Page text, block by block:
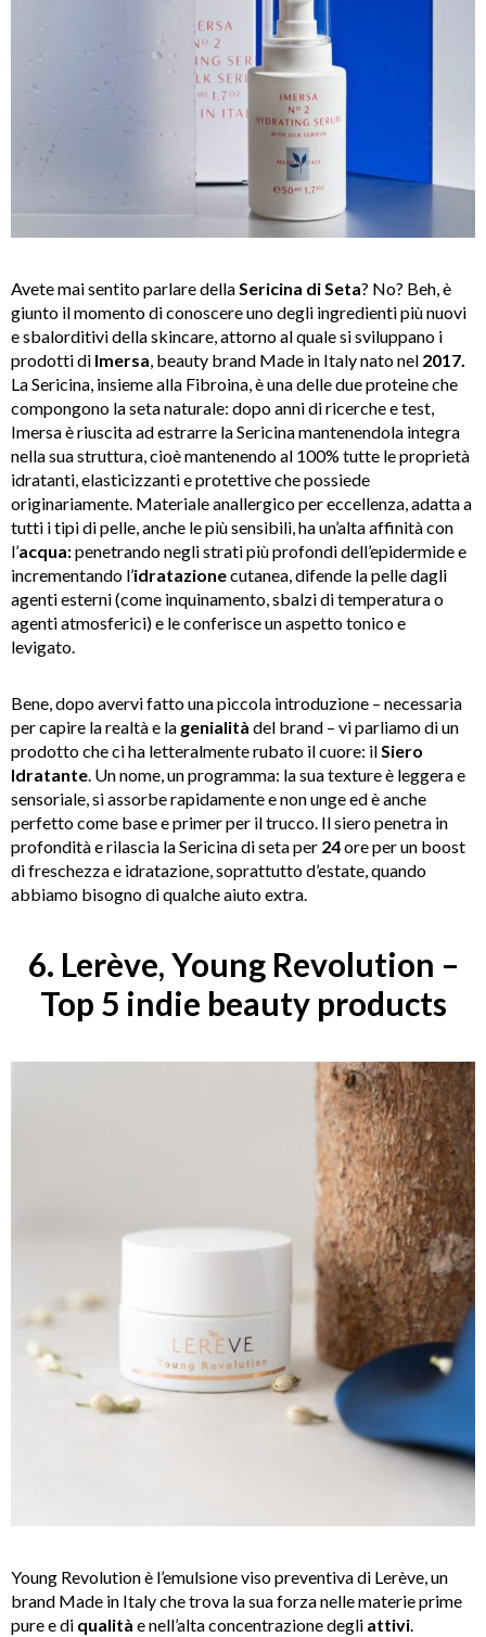
Avete mai sentito parlare dellaSericina di Seta? No? Beh, è
giunto il momento di conoscere uno degli ingredienti più nuovi
e sbalorditivi della skincare, attorno al quale si sviluppano i
prodotti di Imersa, beauty brand Made in Italy nato nel 2017.
La Sericina, insieme alla Fibroina, è una delle due proteine che
compongono la seta naturale: dopo anni di ricerche e test,
Imersa è riuscita ad estrarre la Sericina mantenendola integra
nella sua struttura, cioè mantenendo al 100% tutte le proprietà
idratanti, elasticizzanti e protettive che possiede
originariamente. Materiale anallergico per eccellenza, adatta a
tutti i tipi di pelle, anche le più sensibili, ha un’alta affinità con
l’acqua:penetrando negli strati più profondi dell’epidermide e
incrementando l’idratazionecutanea, difende la pelle dagli
agenti esterni (come inquinamento, sbalzi di temperatura o
agenti atmosferici) e le conferisce un aspetto tonico e
levigato.
Bene, dopo avervi fatto una piccola introduzione – necessaria
per capire la realtà e la genialità del brand – vi parliamo di un
prodotto che ci ha letteralmente rubato il cuore: ilSiero
Idratante. Un nome, un programma: la sua texture è leggera e
sensoriale, si assorbe rapidamente e non unge ed è anche
perfetto come base e primer per il trucco. Il siero penetra in
profondità e rilascia la Sericina di seta per 24ore per un boost
di freschezza e idratazione, soprattutto d’estate, quando
abbiamo bisogno di qualche aiuto extra.
6. Lerève, Young Revolution –
Top 5 indie beauty products
Young Revolution è l’emulsione viso preventiva di Lerève, un
brand Made in Italy che trova la sua forza nelle materie prime
pure e di qualità e nell’alta concentrazione degli attivi.